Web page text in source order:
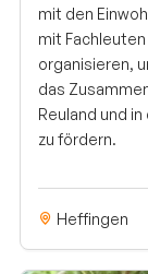
mit den
mit
organisieren,
das
Reuland und
zu fördern.
Heffingen